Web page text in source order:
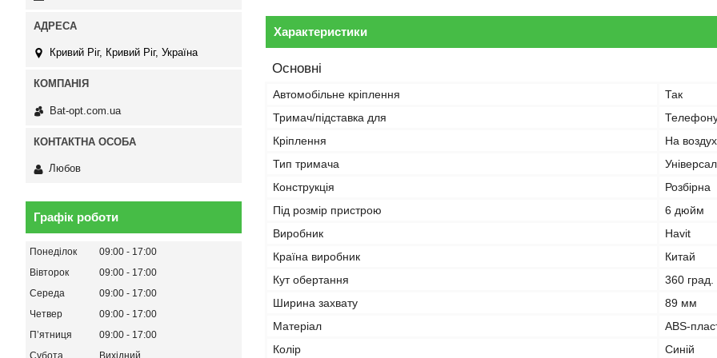
Характеристики
Основні
Автомобільне кріплення
Так
Тримач/підставка для
Кріплення
На
Тип тримача
Конструкція
Розбірна
Під розмір пристрою
6 дюйм
Виробник
Havit
Країна виробник
Китай
Кут обертання
360 град.
Ширина захвату
89 мм
Матеріал
ABS-
Колір
Синій
Кривий Ріг, Кривий Ріг, Україна
Bat-opt.com.ua
Любов
Графік роботи
Понеділок 09:00
17:00
Вівторок
09:00
17:00
Середа
09:00
17:00
Четвер
09:00
17:00
Пʼятниця
09:00
17:00